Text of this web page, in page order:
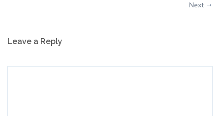
Next
Leave a Reply